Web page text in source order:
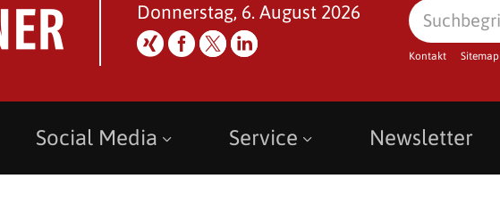
Donnerstag, 6. August 2026
Kontakt Sitemap
Social Media Service Newsletter